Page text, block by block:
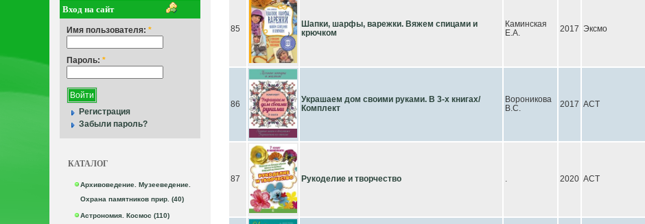
Вход на сайт
Имя пользователя: *
Пароль: *
Регистрация
Забыли пароль?
КАТАЛОГ
Архивоведение. Музееведение.
Охрана памятников прир. (40)
Астрономия. Космос (110)
85
Шапки, шарфы, варежки. Вяжем спицами и
крючком
Каминская
Е.А.
2017 Эксмо
86
Украшаем дом своими руками. В 3-х книгах/
Комплект
Вороникова
В.С.
2017 АСТ
87 Рукоделие и творчество . 2020 АСТ